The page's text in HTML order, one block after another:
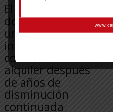
El primer trimestre
del año cerró con
un fuerte
incremento de los
contratos de
alquiler después
de años de
disminución
continuada